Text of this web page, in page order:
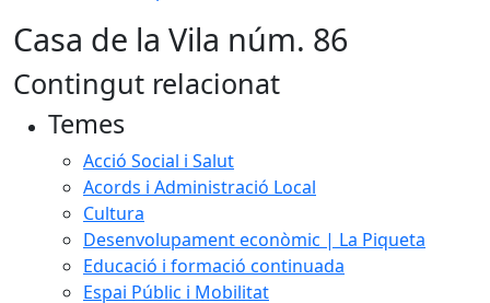
Casa de la Vila núm. 86
Contingut relacionat
Temes
Acció Social i Salut
Acords i Administració Local
Cultura
Desenvolupament econòmic | La Piqueta
Educació i formació continuada
Espai Públic i Mobilitat